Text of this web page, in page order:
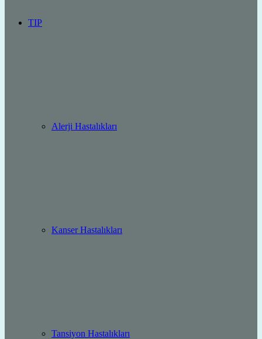
TIP
Alerji Hastalıkları
Kanser Hastalıkları
Tansiyon Hastalıkları